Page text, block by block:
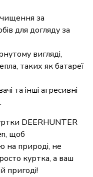
за
для догляду за
вигляді,
таких як батареї
та інші агресивні
DEERHUNTER
щоб
на природі, не
куртка, а ваш
пригоді!